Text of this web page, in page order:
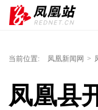
当前位置: 凤凰新闻网 >
凤凰县